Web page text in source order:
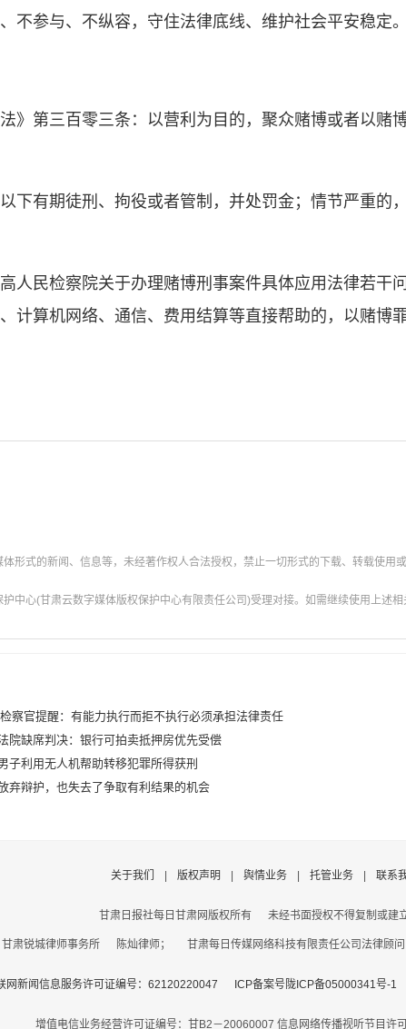
不参与、不纵容，守住法律底线、维护社会平安稳定。
第三百零三条：以营利为目的，聚众赌博或者以赌
有期徒刑、拘役或者管制，并处罚金；情节严重的
民检察院关于办理赌博刑事案件具体应用法律若干
计算机网络、通信、费用结算等直接帮助的，以赌博
形式的新闻、信息等，未经著作权人合法授权，禁止一切形式的下载、转载使用
中心(甘肃云数字媒体版权保护中心有限责任公司)受理对接。如需继续使用上述
察官提醒：有能力执行而拒不执行必须承担法律责任
院缺席判决：银行可拍卖抵押房优先受偿
子利用无人机帮助转移犯罪所得获刑
弃辩护，也失去了争取有利结果的机会
关于我们 版权声明 舆情业务 托管业务 联系
甘肃日报社每日甘肃网版权所有 未经书面授权不得复制或建
甘肃锐城律师事务所 陈灿律师； 甘肃每日传媒网络科技有限责任公司法律
网新闻信息服务许可证编号：62120220047 ICP备案号陇ICP备05000341号-1
增值电信业务经营许可证编号：甘B2－20060007 信息网络传播视听节目许